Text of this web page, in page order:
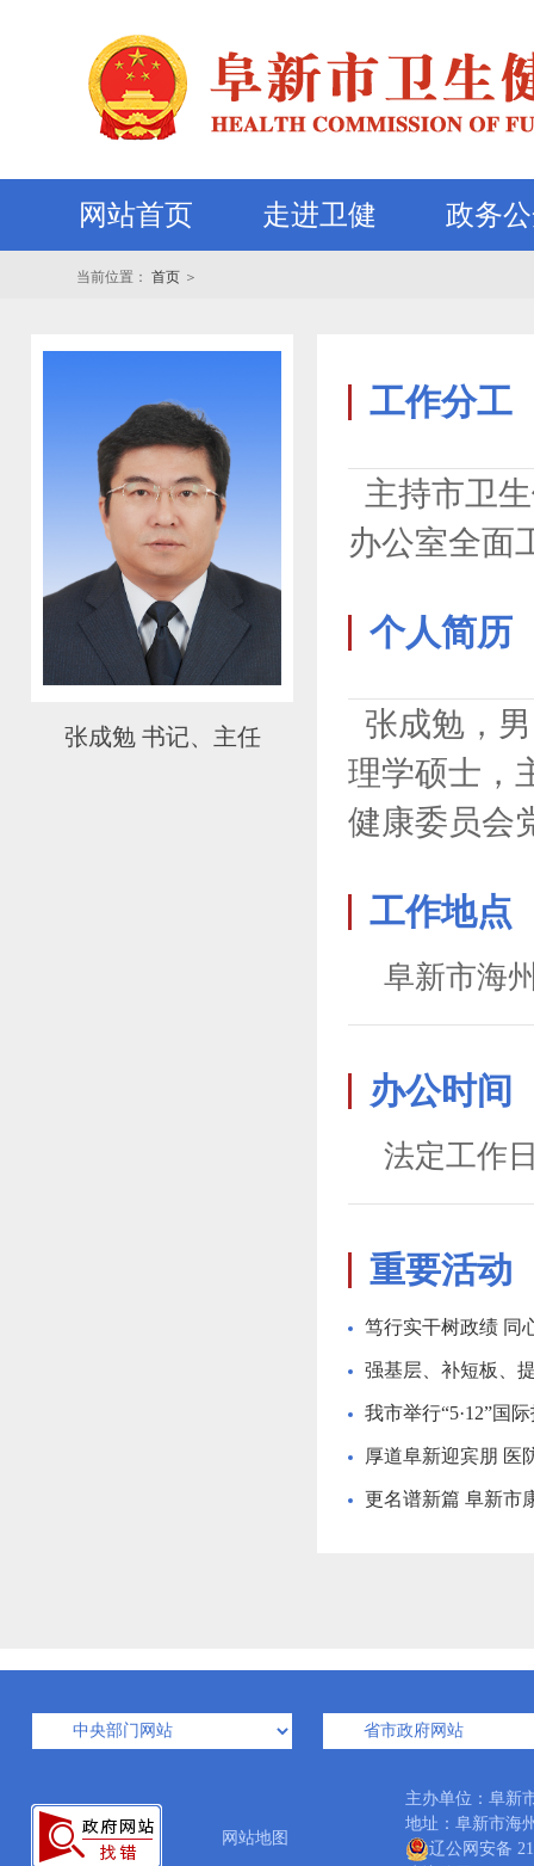
网站首页 走进卫健 政务
当前位置： 首页 ＞
张成勉 书记、主任
工作分工
主持市卫
办公室全面
个人简历
张成勉，
理学硕士，
健康委员会
工作地点
阜新市海
办公时间
法定工作
重要活动
笃行实干树政绩 同
强基层、补短板、
厚道阜新迎宾朋 医
更名谱新篇 阜新市
网站地图
主办单位：阜
地址：阜新市
辽公网安备